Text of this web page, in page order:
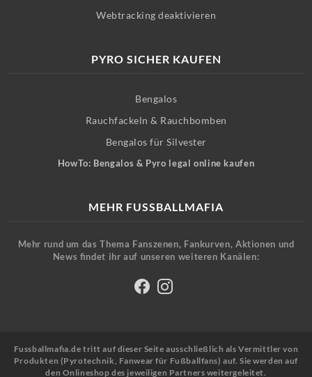
Webtracking deaktivieren
PYRO SICHER KAUFEN
Bengalos
Rauchfackeln & Rauchbomben
Bengalos für Silvester
HowTo: Bengalos & Pyro legal online kaufen
MEHR FUSSBALLMAFIA
Mehr rund um das Thema Fanszenen, Fankurven, Aktionen und
News findet ihr auf unseren weiteren Kanälen:
Fussballmafia.de tritt auf dieser Seite ausschließlich als Vermittler von
Produkten (Pyrotechnik, Fanwear für Fußballfans) auf. Sie werden auf
den Onlineshop des jeweiligen Partners weitergeleitet.